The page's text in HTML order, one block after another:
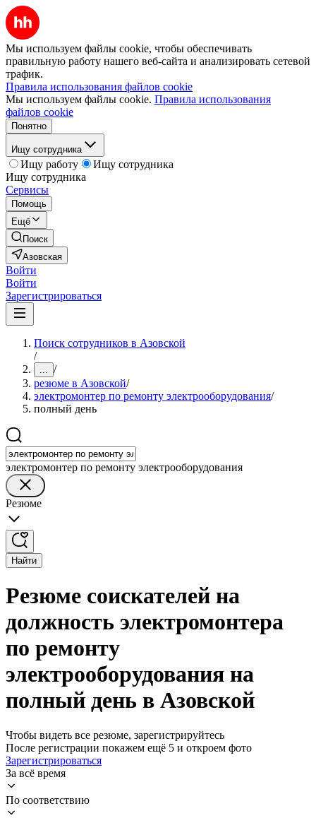
Мы используем файлы cookie, чтобы обеспечивать
правильную работу нашего веб-сайта и анализировать сетевой
трафик.
Правила использования файлов cookie
Мы используем файлы cookie. Правила использования
файлов cookie
Понятно
Ищу сотрудника
Ищу работу
Ищу сотрудника
Ищу сотрудника
Сервисы
Помощь
Ещё
Поиск
Азовская
Войти
Войти
Зарегистрироваться
Поиск сотрудников в Азовской
/
... /
резюме в Азовской/
электромонтер по ремонту электрооборудования/
полный день
электромонтер по ремонту электрооборудования
Резюме
Найти
Резюме соискателей на
должность электромонтера
по ремонту
электрооборудования на
полный день в Азовской
Чтобы видеть все резюме, зарегистрируйтесь
После регистрации покажем ещё 5 и откроем фото
Зарегистрироваться
За всё время
По соответствию